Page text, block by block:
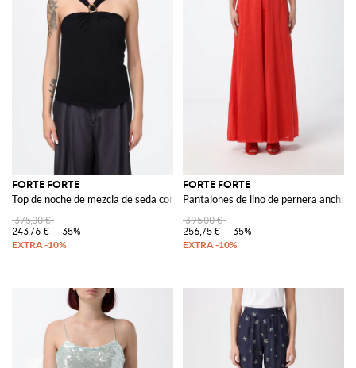
FORTE FORTE
Top de noche de mezcla de seda con escote cruzado y anilla
375,00 €
243,76 €
-35%
FORTE FORTE
Pantalones de lino de pernera ancha
395,00 €
256,75 €
-35%